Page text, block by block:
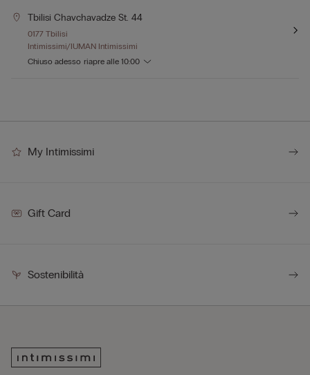
Tbilisi Chavchavadze St. 44
0177 Tbilisi
Intimissimi/IUMAN Intimissimi
Chiuso adesso riapre alle 10:00
My Intimissimi
Gift Card
Sostenibilità